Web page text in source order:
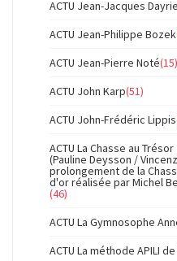
ACTU Jean-Jacques
ACTU Jean-Philippe Bozek
ACTU Jean-Pierre Noté(15)
ACTU John Karp(51)
ACTU John-Frédéric Lippis
ACTU La Chasse au
(Pauline Deysson /
prolongement de la
d'or réalisée par Michel
(46)
ACTU La Gymnosophe
ACTU La méthode APILI